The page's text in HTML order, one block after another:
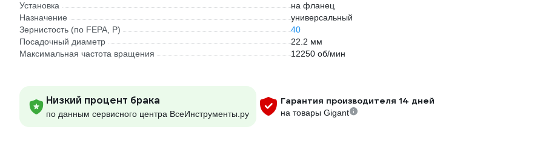
Установка
на фланец
Назначение
универсальный
Зернистость (по FEPA, P)
40
Посадочный диаметр
22.2 мм
Максимальная частота вращения
12250 об/мин
Низкий процент брака
по данным сервисного центра ВсеИнструменты.ру
Гарантия производителя 14 дней
на товары Gigant